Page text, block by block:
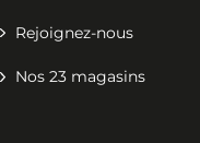
Rejoignez-nous
Nos 23 magasins